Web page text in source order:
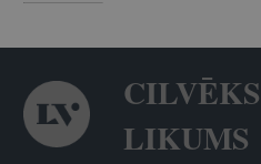
CILVĒKS
LIKUMS